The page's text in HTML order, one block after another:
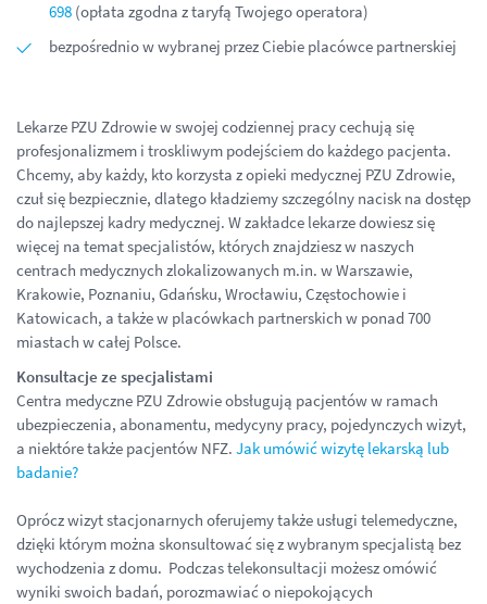
698 (opłata zgodna z taryfą Twojego operatora)
bezpośrednio w wybranej przez Ciebie placówce partnerskiej
Lekarze PZU Zdrowie w swojej codziennej pracy cechują się
profesjonalizmem i troskliwym podejściem do każdego pacjenta.
Chcemy, aby każdy, kto korzysta z opieki medycznej PZU Zdrowie,
czuł się bezpiecznie, dlatego kładziemy szczególny nacisk na dostęp
do najlepszej kadry medycznej. W zakładce lekarze dowiesz się
więcej na temat specjalistów, których znajdziesz w naszych
centrach medycznych zlokalizowanych m.in. w Warszawie,
Krakowie, Poznaniu, Gdańsku, Wrocławiu, Częstochowie i
Katowicach, a także w placówkach partnerskich w ponad 700
miastach w całej Polsce.
Konsultacje ze specjalistami
Centra medyczne PZU Zdrowie obsługują pacjentów w ramach
ubezpieczenia, abonamentu, medycyny pracy, pojedynczych wizyt,
a niektóre także pacjentów NFZ. Jak umówić wizytę lekarską lub
badanie?
Oprócz wizyt stacjonarnych oferujemy także usługi telemedyczne,
dzięki którym można skonsultować się z wybranym specjalistą bez
wychodzenia z domu. Podczas telekonsultacji możesz omówić
wyniki swoich badań, porozmawiać o niepokojących